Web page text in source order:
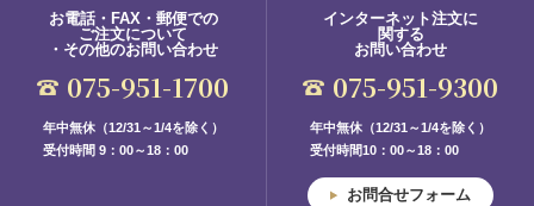
お電話・FAX・郵便での
ご注文について
・その他のお問い合わせ
075-951-1700
年中無休（12/31～1/4を除く）
受付時間 9：00～18：00
インターネット注文に
関する
お問い合わせ
075-951-9300
年中無休（12/31～1/4を除く）
受付時間10：00～18：00
お問合せフォーム